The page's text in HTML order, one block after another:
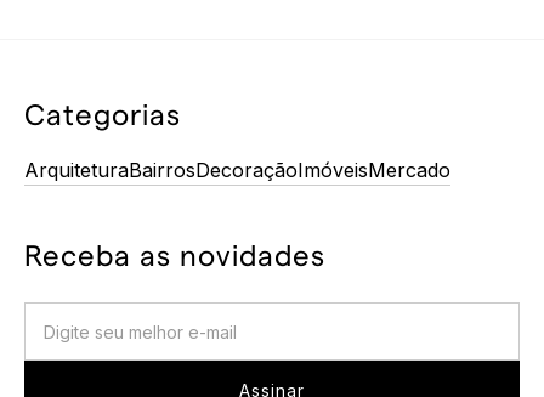
Categorias
ArquiteturaBairrosDecoraçãoImóveisMercado
Receba as novidades